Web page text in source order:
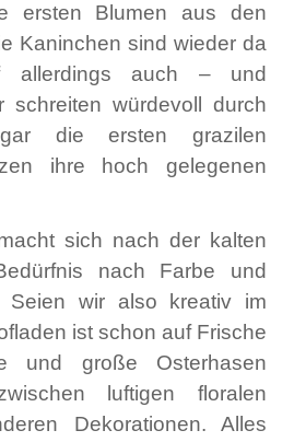
ersten Blumen aus den
Kaninchen sind wieder da
allerdings auch – und
schreiten würdevoll durch
die ersten grazilen
ihre hoch gelegenen
sich nach der kalten
nach Farbe und
Seien wir also kreativ im
ist schon auf Frische
und große Osterhasen
luftigen floralen
Dekorationen. Alles